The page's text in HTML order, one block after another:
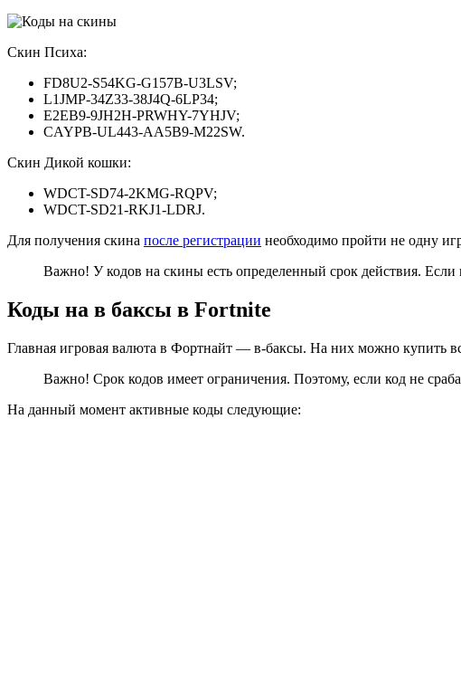
Скин Психа:
FD8U2-S54KG-G157B-U3LSV;
L1JMP-34Z33-38J4Q-6LP34;
E2EB9-9JH2H-PRWHY-7YHJV;
CAYPB-UL443-AA5B9-M22SW.
Скин Дикой кошки:
WDCT-SD74-2KMG-RQPV;
WDCT-SD21-RKJ1-LDRJ.
Для получения скина после регистрации необходимо пройти не одну
Важно! У кодов на скины есть определенный срок действия. Если
Коды на в баксы в Fortnite
Главная игровая валюта в Фортнайт — в-баксы. На них можно купить
Важно! Срок кодов имеет ограничения. Поэтому, если код не
На данный момент активные коды следующие: